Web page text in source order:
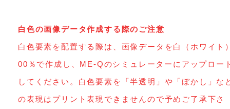
白色の画像データ作成する際のご注意
白色要素を配置する際は、画像データを白（ホワイト
00％で作成し、ME-Qのシミュレーターにアップロー
してください。白色要素を「半透明」や「ぼかし」な
の表現はプリント表現できませんので予めご了承下さ